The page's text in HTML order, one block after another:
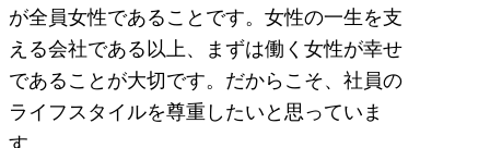
が全員女性であることです。女性の一生を支
える会社である以上、まずは働く女性が幸せ
であることが大切です。だからこそ、社員の
ライフスタイルを尊重したいと思っていま